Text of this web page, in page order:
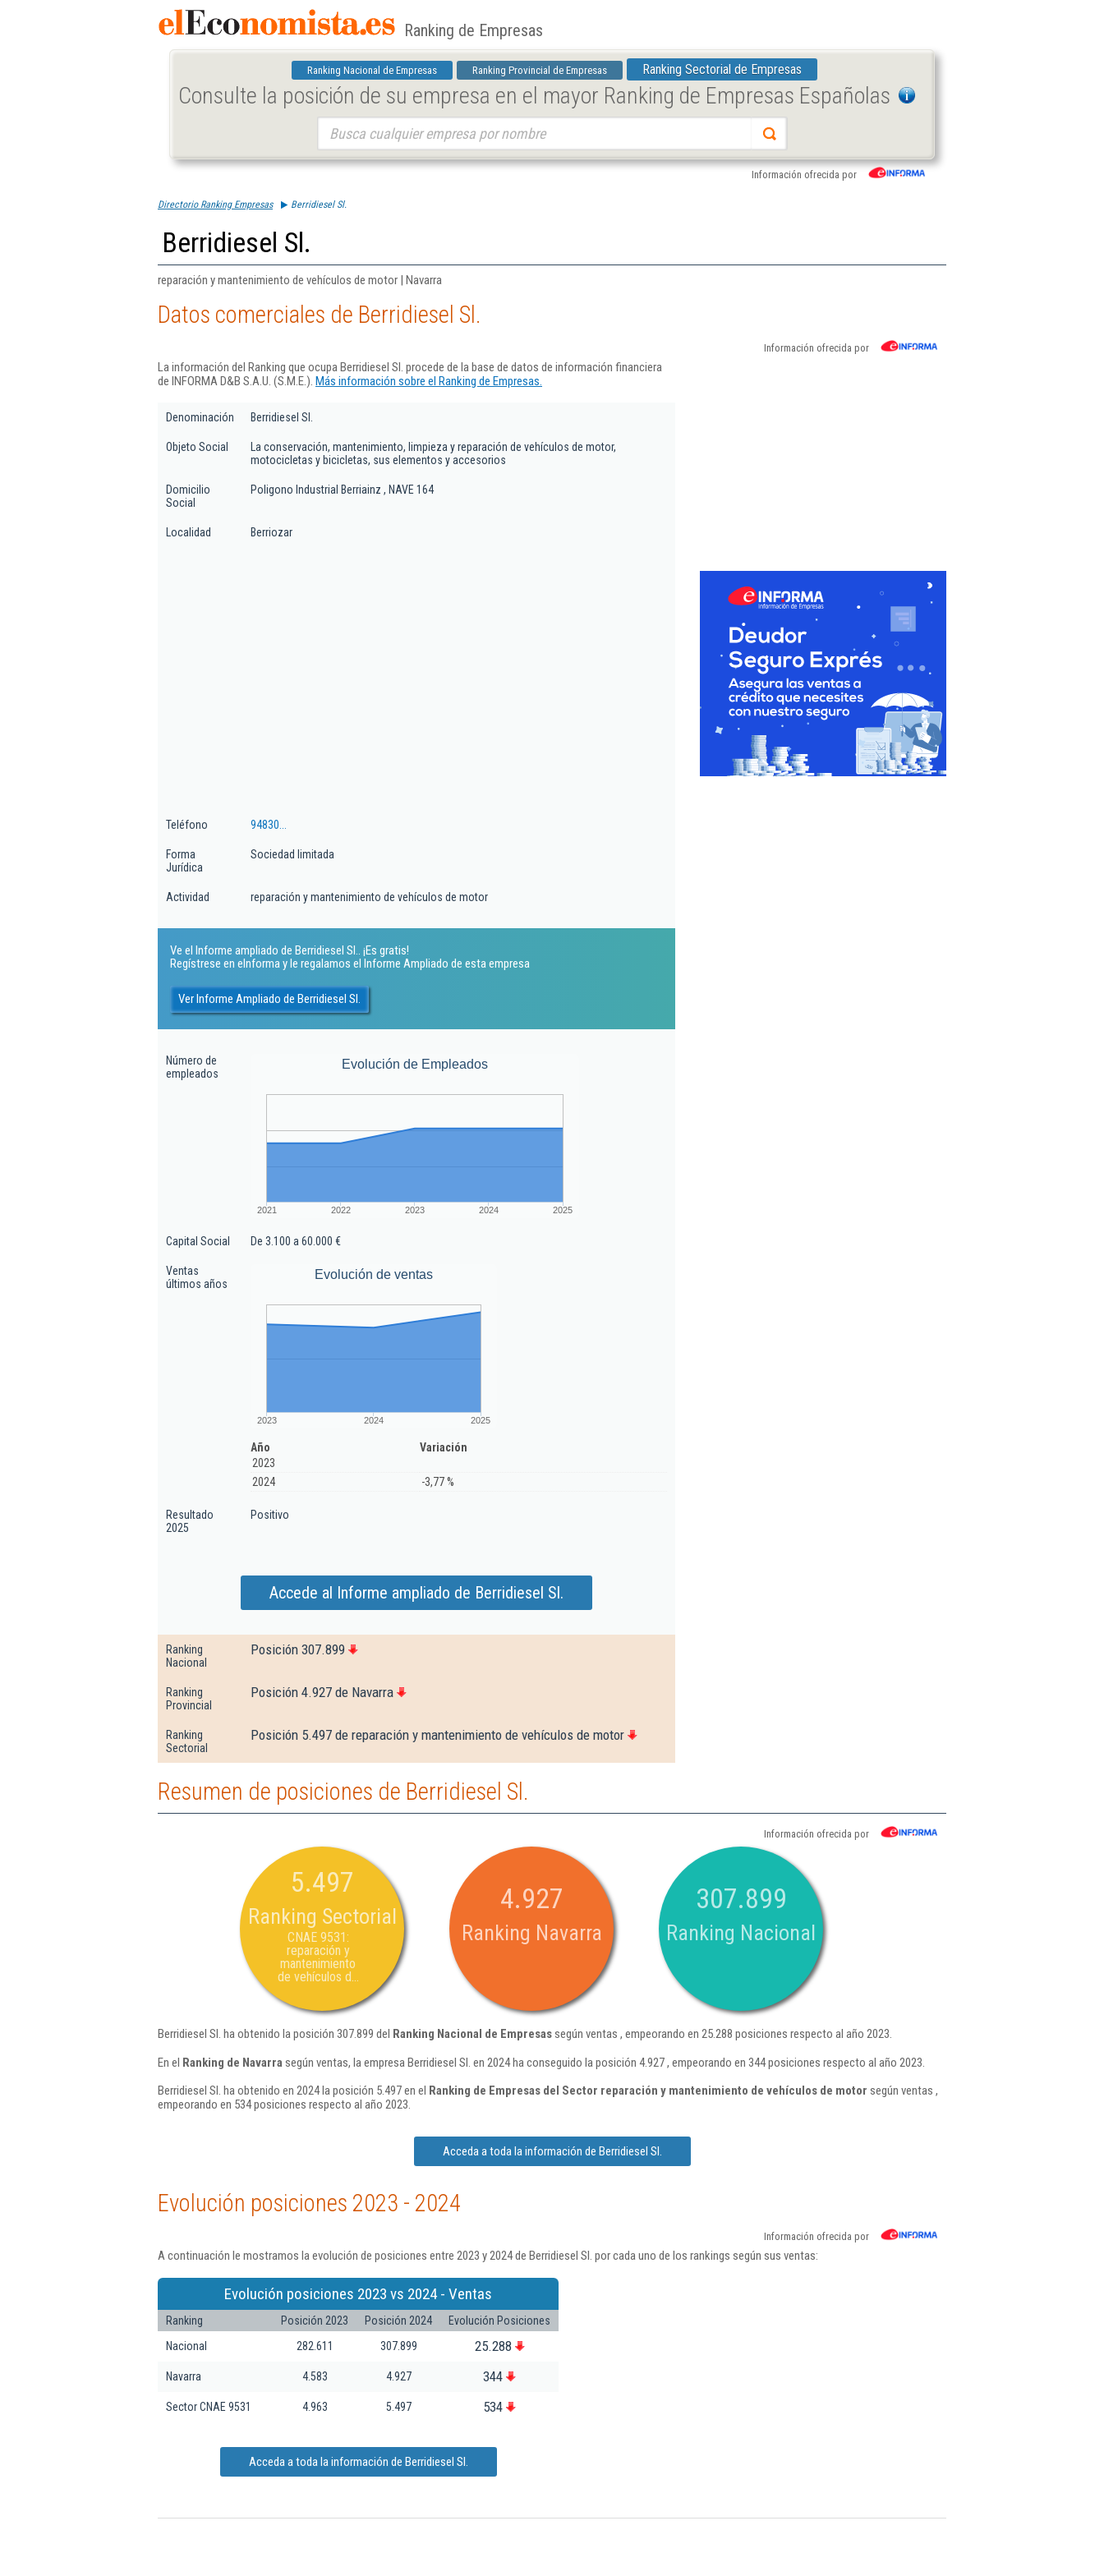
Ranking de Empresas
Ranking Nacional de Empresas Ranking Provincial de Empresas Ranking Sectorial de Empresas
Consulte la posición de su empresa en el mayor Ranking de Empresas Españolas
Información ofrecida por
Directorio Ranking Empresas Berridiesel Sl.
Berridiesel Sl.
reparación y mantenimiento de vehículos de motor | Navarra
Datos comerciales de Berridiesel Sl.
Información ofrecida por
La información del Ranking que ocupa Berridiesel Sl. procede de la base de datos de información financiera
de INFORMA D&B S.A.U. (S.M.E.). Más información sobre el Ranking de Empresas.
Denominación Berridiesel Sl.
Objeto Social
La conservación, mantenimiento, limpieza y reparación de vehículos de motor,
motocicletas y bicicletas, sus elementos y accesorios
Domicilio
Social
Poligono Industrial Berriainz , NAVE 164
Localidad Berriozar
Teléfono 94830...
Forma
Jurídica
Sociedad limitada
Actividad reparación y mantenimiento de vehículos de motor
Ve el Informe ampliado de Berridiesel Sl.. ¡Es gratis!
Regístrese en eInforma y le regalamos el Informe Ampliado de esta empresa
Ver Informe Ampliado de Berridiesel Sl.
Número de
empleados
Evolución de Empleados
2021 2022 2023 2024 2025
Capital Social De 3.100 a 60.000 €
Ventas
últimos años
Evolución de ventas
2023 2024 2025
Año
Variación
2023
2024
-3,77 %
Resultado
2025
Positivo
Accede al Informe ampliado de Berridiesel Sl.
Ranking
Nacional
Posición 307.899
Ranking
Provincial
Posición 4.927 de Navarra
Ranking
Sectorial
Posición 5.497 de reparación y mantenimiento de vehículos de motor
Resumen de posiciones de Berridiesel Sl.
Información ofrecida por
5.497
Ranking Sectorial
CNAE 9531:
reparación y
mantenimiento
de vehículos d...
4.927
Ranking Navarra
307.899
Ranking Nacional
Berridiesel Sl. ha obtenido la posición 307.899 del Ranking Nacional de Empresassegún ventas , empeorando en 25.288 posiciones respecto al año 2023.
En el Ranking de Navarra según ventas, la empresa Berridiesel Sl. en 2024 ha conseguido la posición 4.927 , empeorando en 344 posiciones respecto al año 2023.
Berridiesel Sl. ha obtenido en 2024 la posición 5.497 en el Ranking de Empresas del Sector reparación y mantenimiento de vehículos de motor según ventas ,
empeorando en 534 posiciones respecto al año 2023.
Acceda a toda la información de Berridiesel Sl.
Evolución posiciones 2023 - 2024
Información ofrecida por
A continuación le mostramos la evolución de posiciones entre 2023 y 2024 de Berridiesel Sl. por cada uno de los rankings según sus ventas:
Evolución posiciones 2023 vs 2024 - Ventas
Ranking Posición 2023 Posición 2024
Evolución Posiciones
Nacional
282.611 307.899 25.288
Navarra 4.583 4.927 344
Sector CNAE 9531 4.963 5.497 534
Acceda a toda la información de Berridiesel Sl.